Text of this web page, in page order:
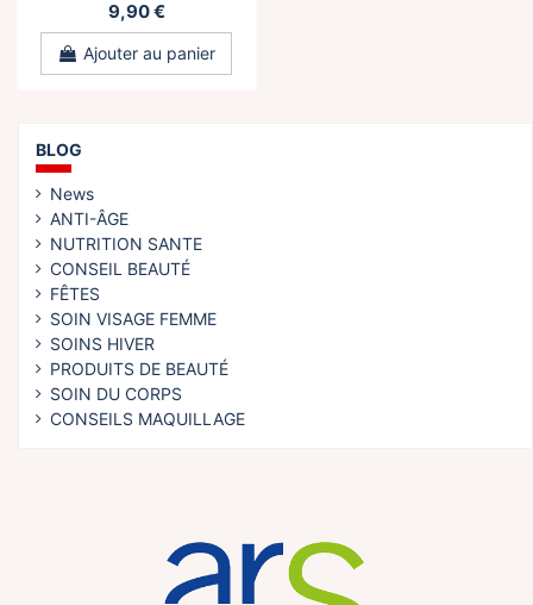
9,90 €
Ajouter au panier
BLOG
News
ANTI-ÂGE
NUTRITION SANTE
CONSEIL BEAUTÉ
FÊTES
SOIN VISAGE FEMME
SOINS HIVER
PRODUITS DE BEAUTÉ
SOIN DU CORPS
CONSEILS MAQUILLAGE